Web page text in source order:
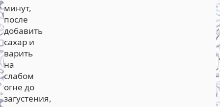
минут,
после
добавить
сахар и
варить
на
слабом
огне до
загустения,